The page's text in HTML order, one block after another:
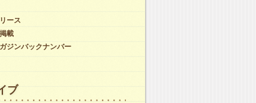
ース
載
ジンバックナンバー
ブ